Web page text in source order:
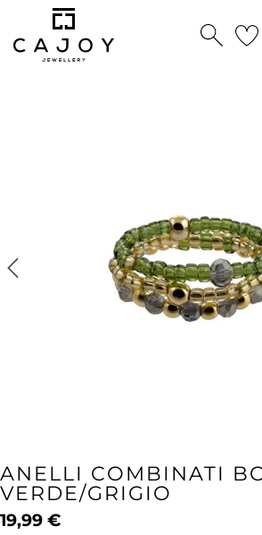
principale
ANELLI COMBINATI
VERDE/GRIGIO
19,99 €